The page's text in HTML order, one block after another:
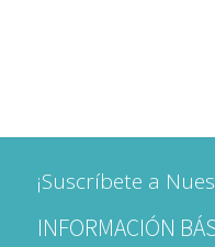
¡Suscríbete a
INFORMACIÓN